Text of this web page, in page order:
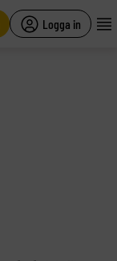
Logga in